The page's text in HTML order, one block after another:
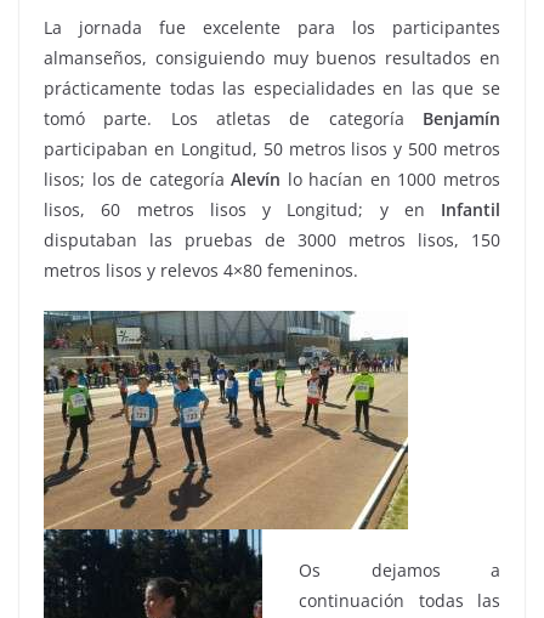
La jornada fue excelente para los participantes
almanseños, consiguiendo muy buenos resultados en
prácticamente todas las especialidades en las que se
tomó parte. Los atletas de categoría Benjamín
participaban en Longitud, 50 metros lisos y 500 metros
lisos; los de categoríaAlevín lo hacían en 1000 metros
lisos, 60 metros lisos y Longitud; y en Infantil
disputaban las pruebas de 3000 metros lisos, 150
metros lisos y relevos 4×80 femeninos.
Os dejamos a
continuación todas las